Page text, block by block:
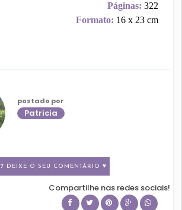
Páginas: 322
Formato: 16 x 23 cm
postado por
Patricia
7 DEIXE O SEU COMENTÁRIO ♥
Compartilhe nas redes sociais!